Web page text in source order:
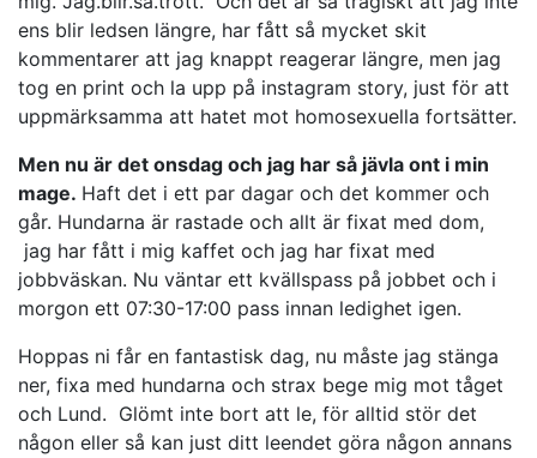
ens blir ledsen längre, har fått så mycket skit
kommentarer att jag knappt reagerar längre, men jag
tog en print och la upp på instagram story, just för att
uppmärksamma att hatet mot homosexuella fortsätter.
Men nu är det onsdag och jag har så jävla ont i min
mage. Haft det i ett par dagar och det kommer och
går. Hundarna är rastade och allt är fixat med dom,
jag har fått i mig kaffet och jag har fixat med
jobbväskan. Nu väntar ett kvällspass på jobbet och i
morgon ett 07:30-17:00 pass innan ledighet igen.
Hoppas ni får en fantastisk dag, nu måste jag stänga
ner, fixa med hundarna och strax bege mig mot tåget
och Lund. Glömt inte bort att le, för alltid stör det
någon eller så kan just ditt leendet göra någon annans